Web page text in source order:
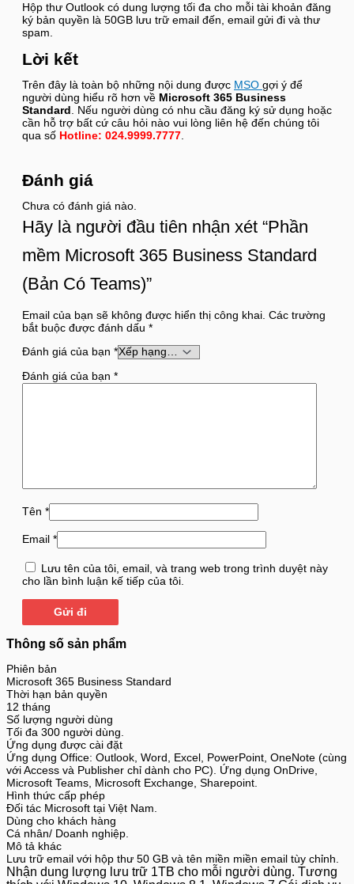
Hộp thư Outlook có dung lượng tối đa cho mỗi tài khoản đăng
ký bản quyền là 50GB lưu trữ email đến, email gửi đi và thư
spam.
Lời kết
Trên đây là toàn bộ những nội dung được MSO gợi ý để
người dùng hiểu rõ hơn về Microsoft 365 Business
Standard
. Nếu người dùng có nhu cầu đăng ký sử dụng hoặc
cần hỗ trợ bất cứ câu hỏi nào vui lòng liên hệ đến chúng tôi
qua số Hotline: 024.9999.7777
Đánh giá
Chưa có đánh giá nào.
Hãy là người đầu tiên nhận xét “Phần
mềm Microsoft 365 Business Standard
(Bản Có Teams)”
Email của bạn sẽ không được hiển thị công khai. Các trường
bắt buộc được đánh dấu *
Đánh giá của bạn *
Đánh giá của bạn *
Tên *
Email *
Lưu tên của tôi, email, và trang web trong trình duyệt này
cho lần bình luận kế tiếp của tôi.
Thông số sản phẩm
Phiên bản
Microsoft 365 Business Standard
Thời hạn bản quyền
12 tháng
Số lượng người dùng
Tối đa 300 người dùng.
Ứng dụng được cài đặt
Ứng dụng Office: Outlook, Word, Excel, PowerPoint, OneNote (cùng
với Access và Publisher chỉ dành cho PC). Ứng dụng OnDrive,
Microsoft Teams, Microsoft Exchange, Sharepoint.
Hình thức cấp phép
Đối tác Microsoft tại Việt Nam.
Dùng cho khách hàng
Cá nhân/ Doanh nghiệp.
Mô tả khác
Lưu trữ email với hộp thư 50 GB và tên miền miền email tùy chỉnh.
Nhận dung lượng lưu trữ 1TB cho mỗi người dùng. Tương